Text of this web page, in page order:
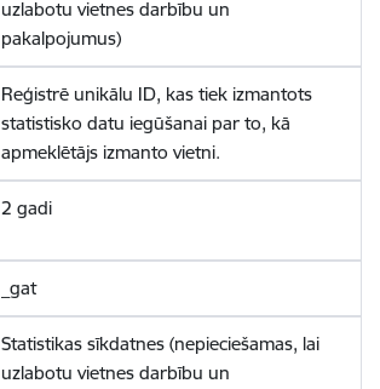
uzlabotu vietnes darbību un
pakalpojumus)
Reģistrē unikālu ID, kas tiek izmantots
statistisko datu iegūšanai par to, kā
apmeklētājs izmanto vietni.
2 gadi
_gat
Statistikas sīkdatnes (nepieciešamas, lai
uzlabotu vietnes darbību un